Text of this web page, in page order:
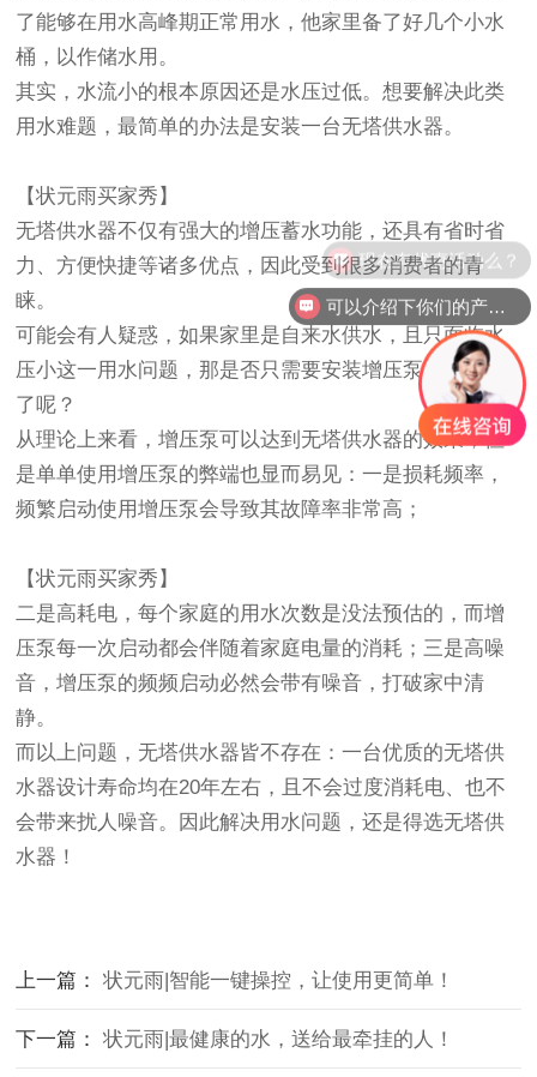
了能够在用水高峰期正常用水，他家里备了好几个小水
桶，以作储水用。
其实，水流小的根本原因还是水压过低。想要解决此类
用水难题，最简单的办法是安装一台无塔供水器。
【状元雨买家秀】
无塔供水器不仅有强大的增压蓄水功能，还具有省时省
力、方便快捷等诸多优点，因此受到很多消费者的青
睐。
可能会有人疑惑，如果家里是自来水供水，且只面临水
压小这一用水问题，那是否只需要安装增压泵就能解决
了呢？
从理论上来看，增压泵可以达到无塔供水器的效果，但
是单单使用增压泵的弊端也显而易见：一是损耗频率，
频繁启动使用增压泵会导致其故障率非常高；
【状元雨买家秀】
二是高耗电，每个家庭的用水次数是没法预估的，而增
压泵每一次启动都会伴随着家庭电量的消耗；三是高噪
音，增压泵的频频启动必然会带有噪音，打破家中清
静。
而以上问题，无塔供水器皆不存在：一台优质的无塔供
水器设计寿命均在20年左右，且不会过度消耗电、也不
会带来扰人噪音。因此解决用水问题，还是得选无塔供
水器！
上一篇：状元雨|智能一键操控，让使用更简单！
下一篇：状元雨|最健康的水，送给最牵挂的人！
可以介绍下你们的产品么？
现在有优惠活动么？